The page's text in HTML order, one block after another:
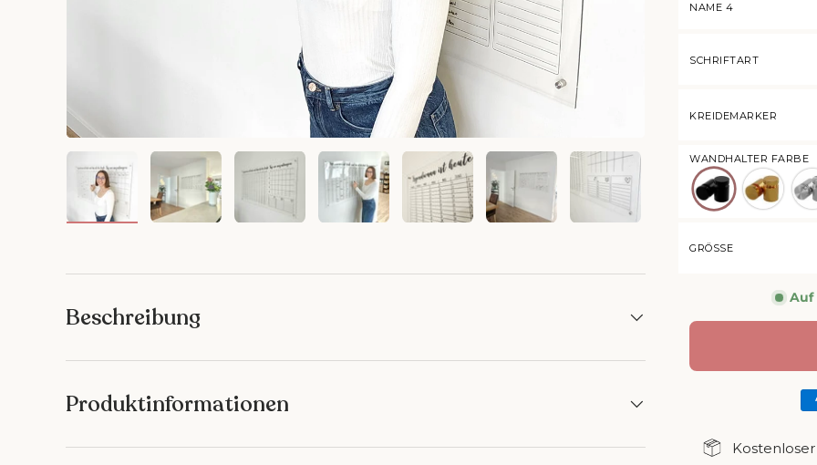
NAME 4
SCHRIFTART
KREIDEMARKER
WANDHALTER FARBE
SchwarzGold
GRÖSSE
Auf
Beschreibung
Produktinformationen